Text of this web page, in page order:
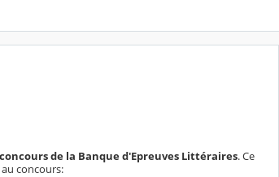
de la Banque d'Epreuves Littéraires. Ce
concours: